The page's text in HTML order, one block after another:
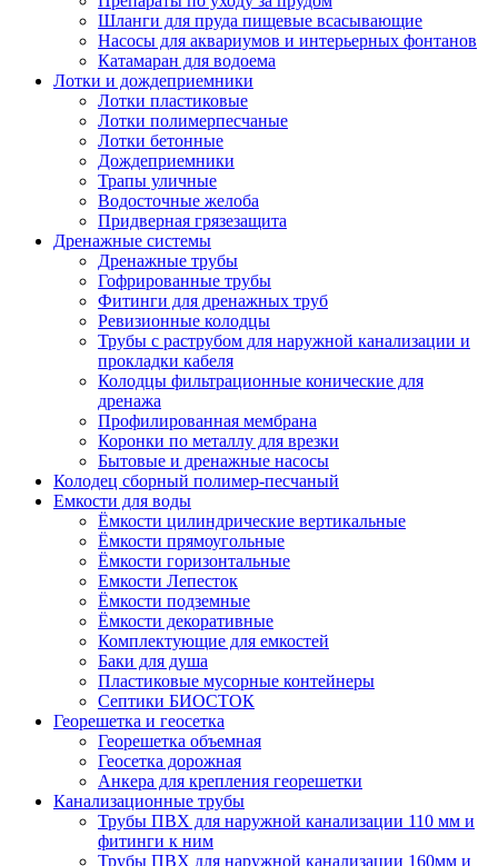
Шланги для пруда пищевые всасывающие
Насосы для аквариумов и интерьерных фонтанов
Катамаран для водоема
Лотки и дождеприемники
Лотки пластиковые
Лотки полимерпесчаные
Лотки бетонные
Дождеприемники
Трапы уличные
Водосточные желоба
Придверная грязезащита
Дренажные системы
Дренажные трубы
Гофрированные трубы
Фитинги для дренажных труб
Ревизионные колодцы
Трубы с раструбом для наружной канализации и
прокладки кабеля
Колодцы фильтрационные конические для
дренажа
Профилированная мембрана
Коронки по металлу для врезки
Бытовые и дренажные насосы
Колодец сборный полимер-песчаный
Емкости для воды
Ёмкости цилиндрические вертикальные
Ёмкости прямоугольные
Ёмкости горизонтальные
Емкости Лепесток
Ёмкости подземные
Ёмкости декоративные
Комплектующие для емкостей
Баки для душа
Пластиковые мусорные контейнеры
Септики БИОСТОК
Георешетка и геосетка
Георешетка объемная
Геосетка дорожная
Анкера для крепления георешетки
Канализационные трубы
Трубы ПВХ для наружной канализации 110 мм и
фитинги к ним
Трубы ПВХ для наружной канализации 160мм и